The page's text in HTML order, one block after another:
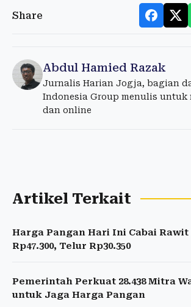
Share
Abdul Hamied Razak
Jurnalis Harian Jogja, bagian
Indonesia Group menulis untuk
dan online
Artikel Terkait
Harga Pangan Hari Ini Cabai
Rp47.300, Telur Rp30.350
Pemerintah Perkuat 28.438 Mitra
untuk Jaga Harga Pangan